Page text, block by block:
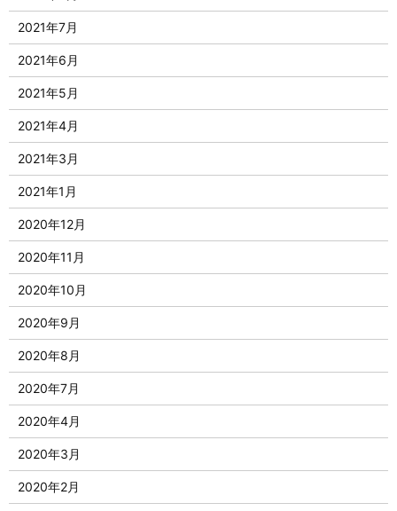
2021年7月
2021年6月
2021年5月
2021年4月
2021年3月
2021年1月
2020年12月
2020年11月
2020年10月
2020年9月
2020年8月
2020年7月
2020年4月
2020年3月
2020年2月